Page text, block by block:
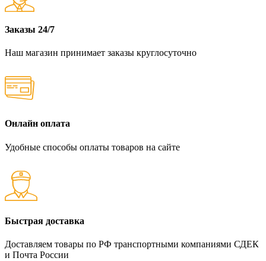
Заказы 24/7
Наш магазин принимает заказы круглосуточно
Онлайн оплата
Удобные способы оплаты товаров на сайте
Быстрая доставка
Доставляем товары по РФ транспортными компаниями СДЕК
и Почта России